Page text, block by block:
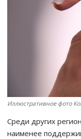
Курултай
Язык
Иллюстративное фото
Среди других
наименее